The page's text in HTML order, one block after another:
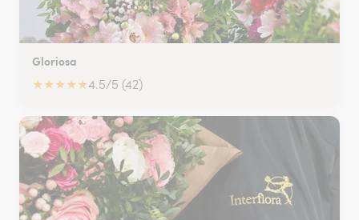
Gloriosa
★★★★★4.5/5 (42)